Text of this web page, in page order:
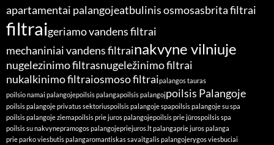
apartamentai palangojeatbulinis osmosasbrita filtrai
filtraigeriamo vandens filtrai
mechaniniai vandens filtrainakvyne vilniuje
nugelezinimo filtrasnugeležinimo filtrai
nukalkinimo filtraiosmoso filtraipalangos tauras
poilsio namai palangojepoilsis palangapoilsis palangojpoilsis Palangoje
poilsis palangoje privatus sektoriuspoilsis palangoje spapoilsis palangoje su spa
poilsis palangoje ziemapoilsis prie juros palangojepoilsis prie jūrospoilsis spa
poilsis su nakvynepramogos palangojepriejuros.lt palangaprie juros palanga
prie parko viesbutis palangaromantiskas savaitgalis palangojerygos viesbuciai